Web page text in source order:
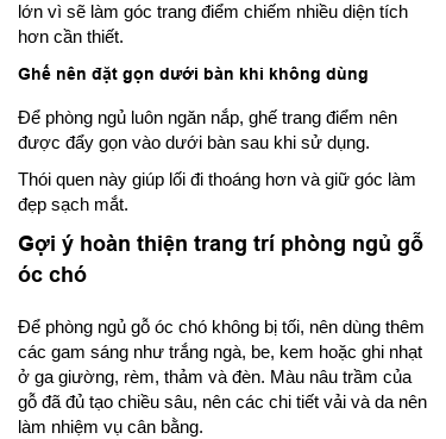
lớn vì sẽ làm góc trang điểm chiếm nhiều diện tích
hơn cần thiết.
Ghế nên đặt gọn dưới bàn khi không dùng
Để phòng ngủ luôn ngăn nắp, ghế trang điểm nên
được đẩy gọn vào dưới bàn sau khi sử dụng.
Thói quen này giúp lối đi thoáng hơn và giữ góc làm
đẹp sạch mắt.
Gợi ý hoàn thiện trang trí phòng ngủ gỗ
óc chó
Để phòng ngủ gỗ óc chó không bị tối, nên dùng thêm
các gam sáng như trắng ngà, be, kem hoặc ghi nhạt
ở ga giường, rèm, thảm và đèn. Màu nâu trầm của
gỗ đã đủ tạo chiều sâu, nên các chi tiết vải và da nên
làm nhiệm vụ cân bằng.